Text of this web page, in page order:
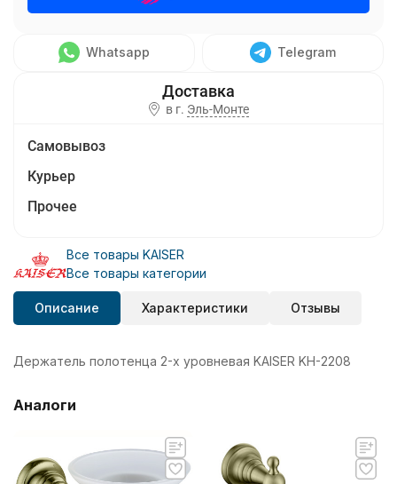
Whatsapp Telegram
в г. Эль-Монте
Самовывоз
Курьер
Прочее
Все товары KAISER
Все товары категории
Описание Характеристики Отзывы
Держатель полотенца 2-х уровневая KAISER KH-2208
Аналоги